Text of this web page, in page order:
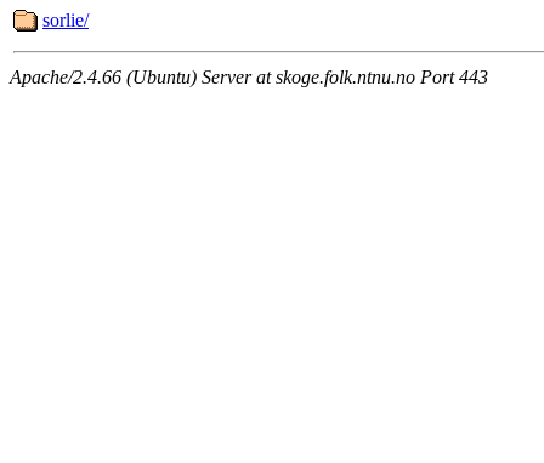
sorlie/
Apache/2.4.66 (Ubuntu) Server at skoge.folk.ntnu.no Port 443